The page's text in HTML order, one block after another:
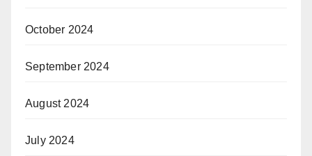
October 2024
September 2024
August 2024
July 2024